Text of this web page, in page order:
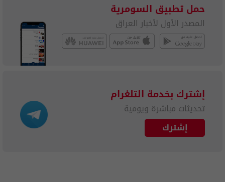
حمل تطبيق السومرية
المصدر الأول لأخبار العراق
إشترك بخدمة التلغرام
تحديثات مباشرة ويومية
إشترك